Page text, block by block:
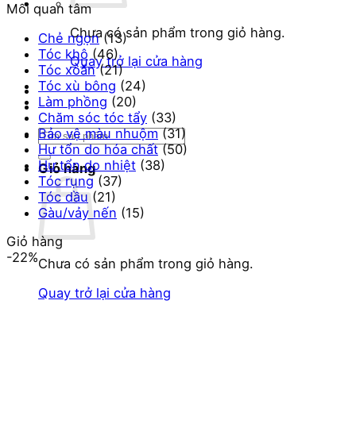
Chưa có sản phẩm trong giỏ hàng.
Quay trở lại cửa hàng
Tìm
kiếm:
Giỏ hàng
Chưa có sản phẩm trong giỏ hàng.
Quay trở lại cửa hàng
Mối quan tâm
Chẻ ngọn (13)
Tóc khô (46)
Tóc xoăn (21)
Tóc xù bông (24)
Làm phồng (20)
Chăm sóc tóc tẩy (33)
Bảo vệ màu nhuộm (31)
Hư tổn do hóa chất (50)
Hư tổn do nhiệt (38)
Tóc rụng (37)
Tóc dầu (21)
Gàu/vảy nến (15)
Giỏ hàng
-22%